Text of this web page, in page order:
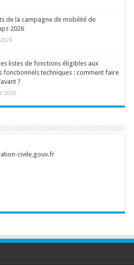
de la campagne de mobilité de
2026
listes de fonctions éligibles aux
fonctionnels techniques : comment faire
?
2026
civile.gouv.fr